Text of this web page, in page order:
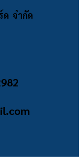
ด จำกัด